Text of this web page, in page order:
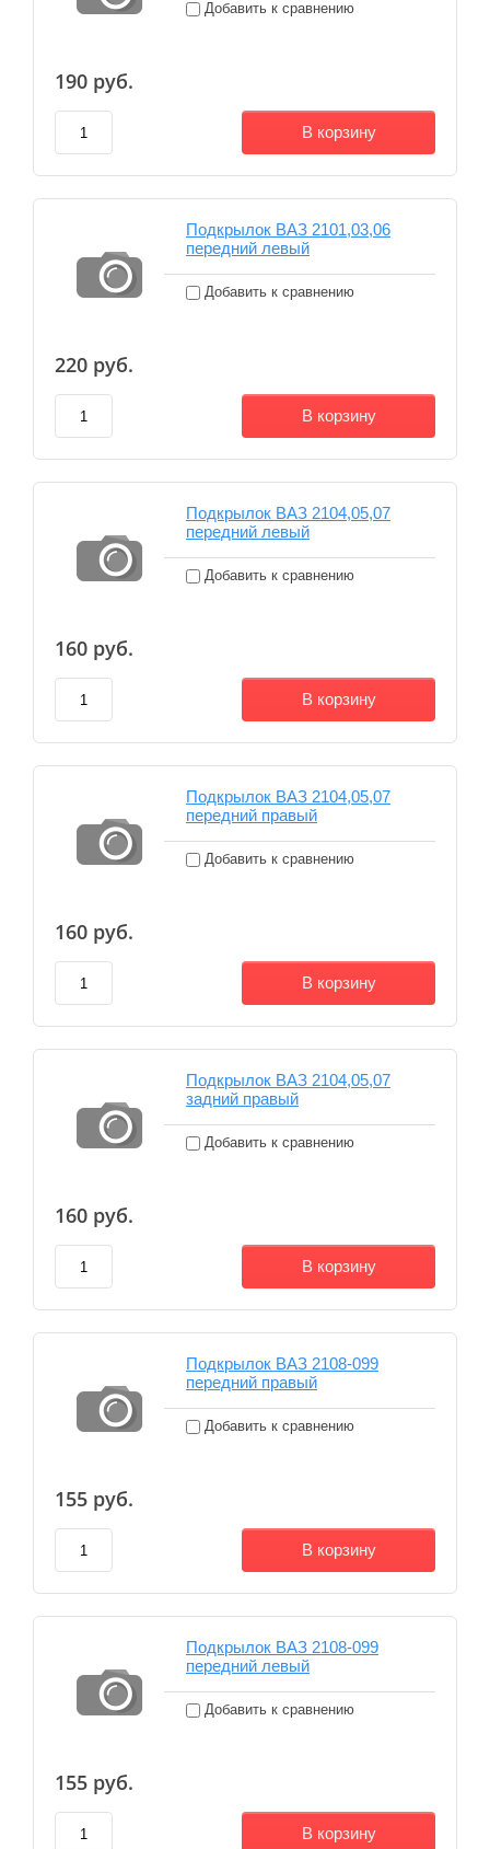
Добавить к сравнению
190 руб.
В корзину
Подкрылок ВАЗ 2101,03,06
передний левый
Добавить к сравнению
220 руб.
В корзину
Подкрылок ВАЗ 2104,05,07
передний левый
Добавить к сравнению
160 руб.
В корзину
Подкрылок ВАЗ 2104,05,07
передний правый
Добавить к сравнению
160 руб.
В корзину
Подкрылок ВАЗ 2104,05,07
задний правый
Добавить к сравнению
160 руб.
В корзину
Подкрылок ВАЗ 2108-099
передний правый
Добавить к сравнению
155 руб.
В корзину
Подкрылок ВАЗ 2108-099
передний левый
Добавить к сравнению
155 руб.
В корзину